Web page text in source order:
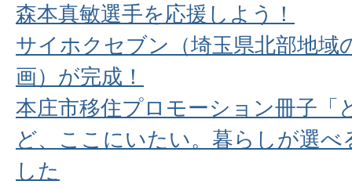
森本真敏選手を応援しよう！
サイホクセブン（埼玉県北部地域
画）が完成！
本庄市移住プロモーション冊子「
ど、ここにいたい。暮らしが選
した